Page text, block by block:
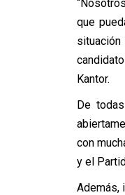
que
Kantor.
De
con
y el
Además,